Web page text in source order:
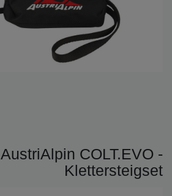
AustriAlpin COLT.EVO -
Klettersteigset